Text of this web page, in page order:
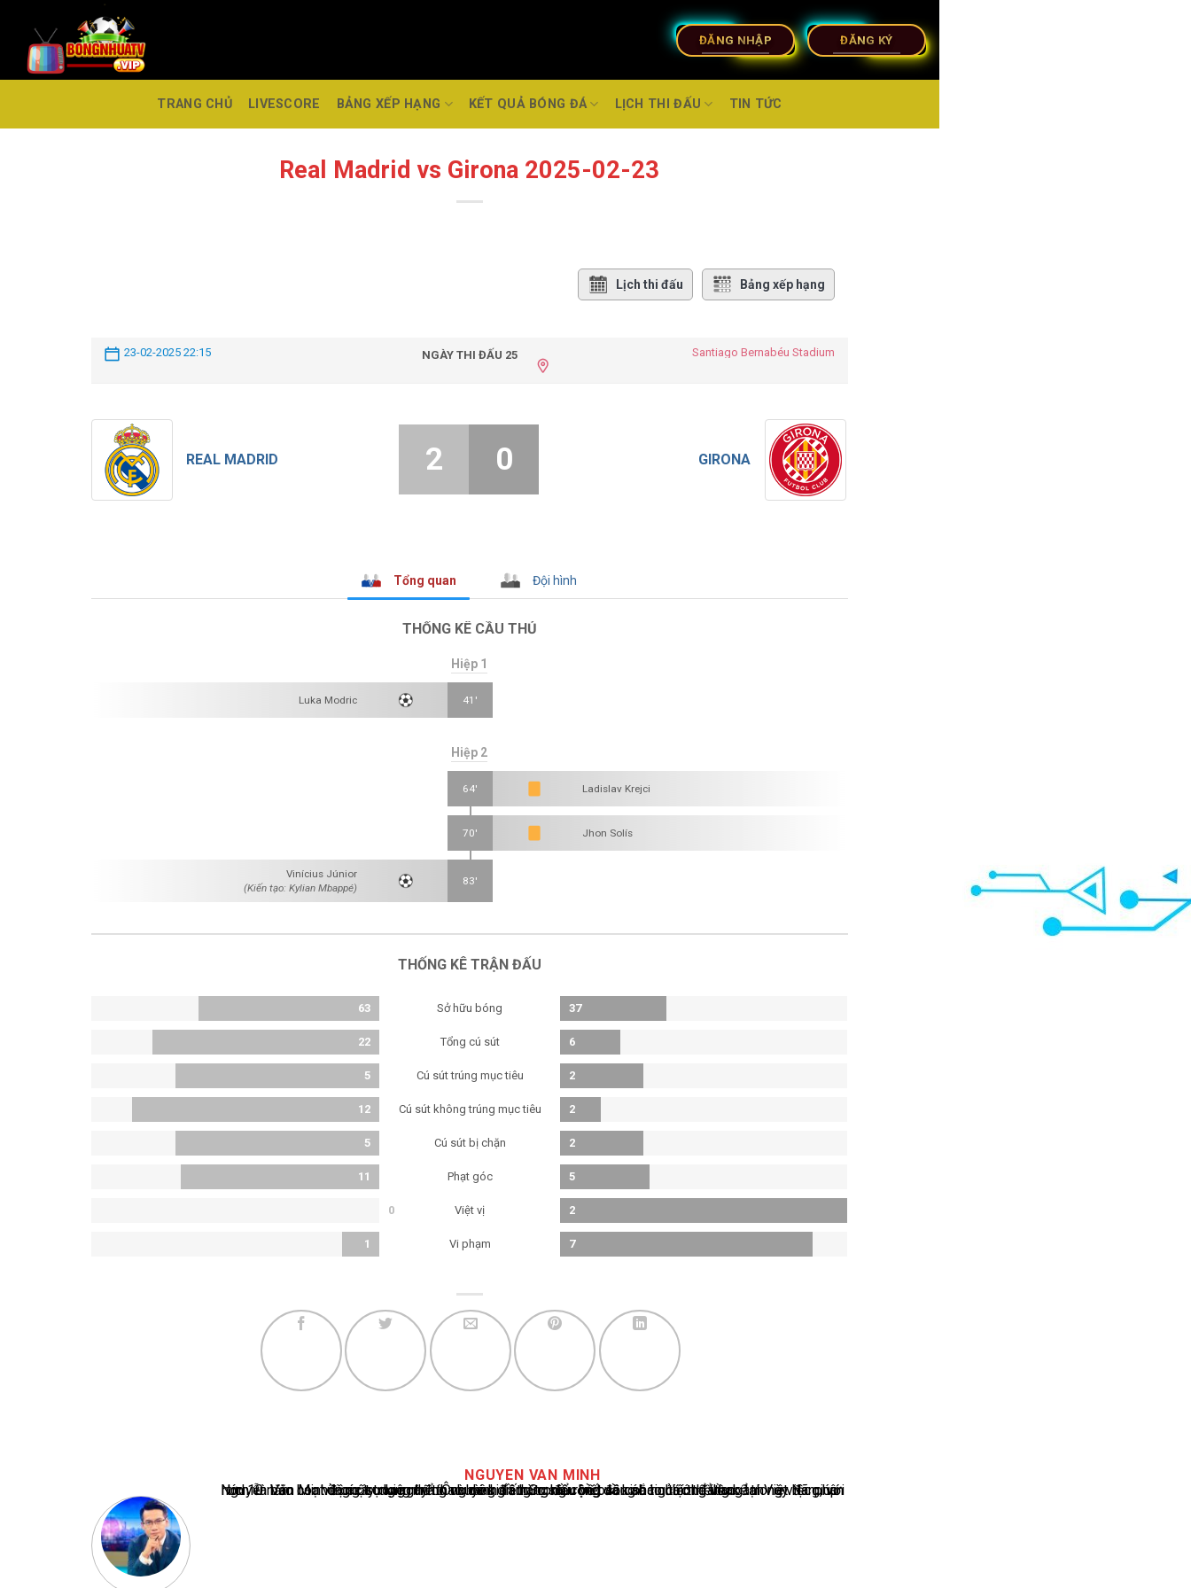
ĐĂNG NHẬP ĐĂNG KÝ
TRANG CHỦ LIVESCORE BẢNG XẾP HẠNG KẾT QUẢ BÓNG ĐÁ LỊCH THI ĐẤU TIN TỨC
Real Madrid vs Girona 2025-02-23
Lịch thi đấu Bảng xếp hạng
23-02-2025 22:15 NGÀY THI ĐẤU 25 Santiago Bernabéu Stadium
REAL MADRID GIRONA
2 0
Tổng quan Đội hình
THỐNG KÊ CẦU THỦ
Hiệp 1
Luka Modric 41'
Hiệp 2
64' Ladislav Krejci
70' Jhon Solís
Vinícius Júnior
(Kiến tạo: Kylian Mbappé)
83'
THỐNG KÊ TRẬN ĐẤU
63 Sở hữu bóng 37
22 Tổng cú sút 6
5 Cú sút trúng mục tiêu 2
12 Cú sút không trúng mục tiêu 2
5 Cú sút bị chặn 2
11 Phạt góc 5
0 Việt vị 2
1 Vi phạm 7
NGUYEN VAN MINH
Nguyễn Văn Minh là một trong những chuyên gia hàng đầu về báo cáo tin tức thể thao tại Việt Nam, với hơn 10 năm hoạt động trong ngành. Ông có kiến thức sâu rộng và kinh nghiệm đáng kể trong việc phân tích và báo cáo về các sự kiện thể thao hàng đầu. Sự hiểu biết sâu sắc của ông về ngành này đã giúp ông xây dựng uy tín và danh tiếng trong cộng đồng báo chí thể thao.